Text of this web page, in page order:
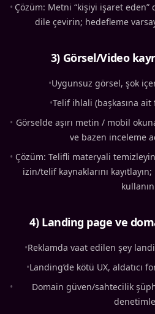
• Çözüm: Metni “kişiyi işaret eden”
dile çevirin; hedefleme
3) Görsel/Video
•Uygunsuz görsel, şok
•Telif ihlali (başkasına
• Görselde aşırı metin / mobil
ve bazen inceleme
• Çözüm: Telifli materyali
izin/telif kaynaklarını
4) Landing page ve
•Reklamda vaat edilen şey
•Landing’de kötü UX, aldatıcı
•
Domain güven/sahtecilik